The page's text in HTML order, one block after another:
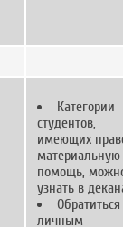
Категории
студентов,
имеющих
материальную
помощь,
узнать в
Обратиться
личным